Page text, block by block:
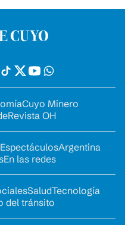
Cuyo Minero
Revista OH
EspectáculosArgentina
En las redes
SaludTecnología
del tránsito